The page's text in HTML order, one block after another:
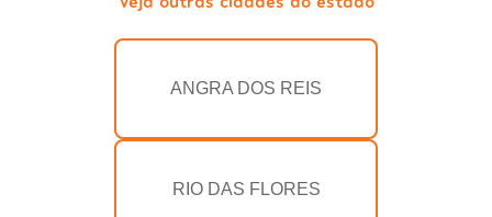
ANGRA DOS REIS
RIO DAS FLORES